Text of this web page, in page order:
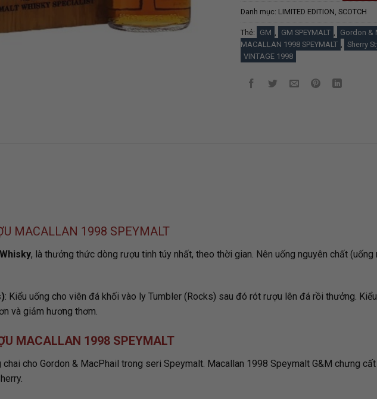
Danh mục: LIMITED EDITION SCOTCH
Thẻ: GM GM SPEYMALT Gordon &
MACALLAN 1998 SPEYMALT
Sherry
VINTAGE 1998
MACALLAN 1998 SPEYMALT
, là thưởng thức dòng rượu tinh túy nhất, theo thời gian. Nên uống nguyên chất
: Kiểu uống cho viên đá khối vào ly Tumbler (Rocks) sau đó rót rượu lên đá rồi thưởng.
và giảm hương thơm.
MACALLAN 1998 SPEYMALT
cho Gordon & MacPhail trong seri Speymalt. Macallan 1998 Speymalt G&M chưng